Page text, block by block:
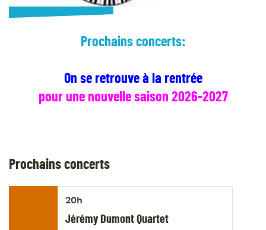
Prochains concerts:
On se retrouve à la rentrée
pour une nouvelle saison 2026-2027
Prochains concerts
20h
Jérémy Dumont Quartet